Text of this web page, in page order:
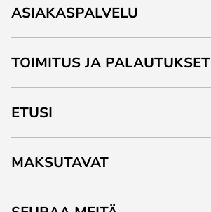
ASIAKASPALVELU
TOIMITUS JA PALAUTUKSET
ETUSI
MAKSUTAVAT